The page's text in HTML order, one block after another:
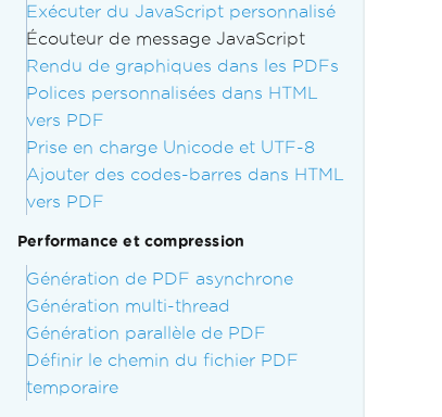
Exécuter du JavaScript personnalisé
Écouteur de message JavaScript
Rendu de graphiques dans les PDFs
Polices personnalisées dans HTML
vers PDF
Prise en charge Unicode et UTF-8
Ajouter des codes-barres dans HTML
vers PDF
Performance et compression
Génération de PDF asynchrone
Génération multi-thread
Génération parallèle de PDF
Définir le chemin du fichier PDF
temporaire